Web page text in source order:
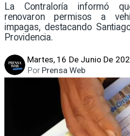
La Contraloría informó
renovaron permisos a
impagas, destacando
Providencia.
Martes, 16 De Junio De
Prensa Web
Por